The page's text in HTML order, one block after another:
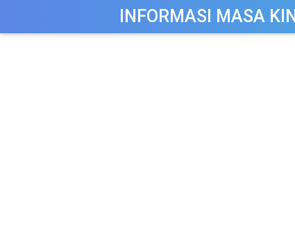
INFORMASI MASA KINI